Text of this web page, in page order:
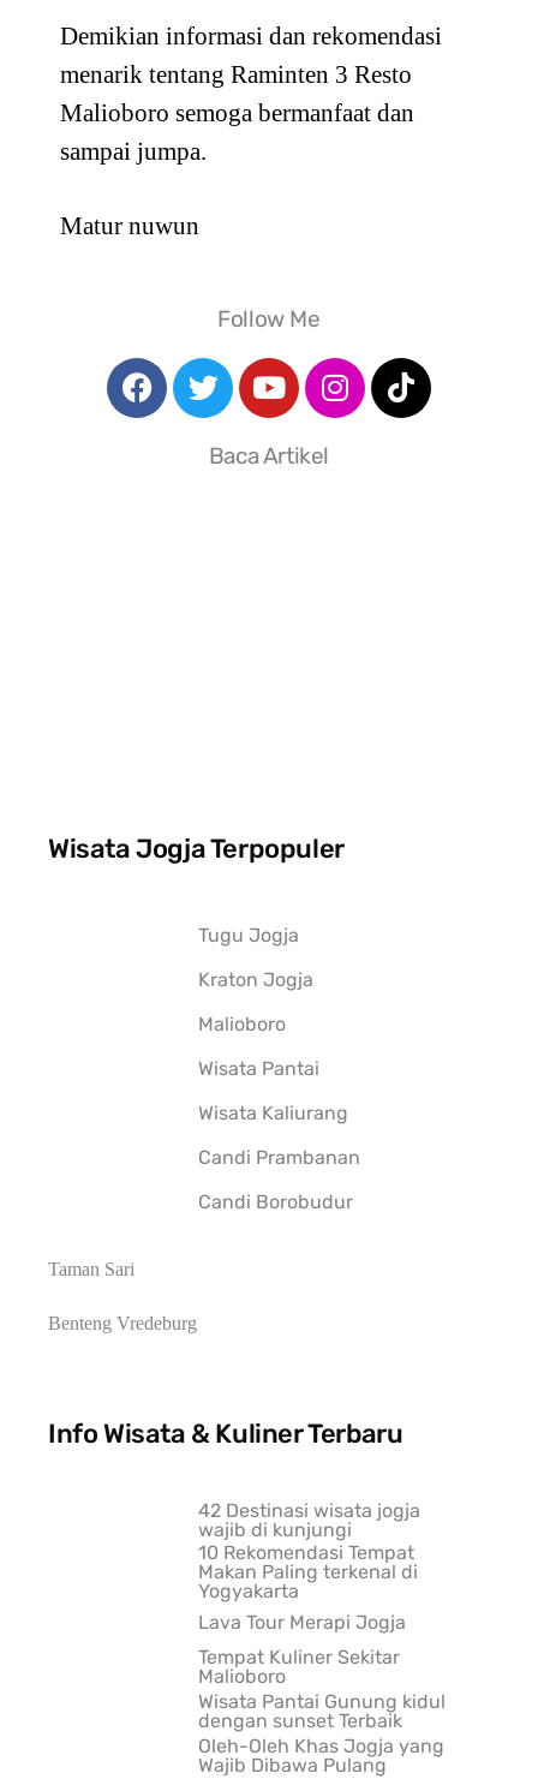
Demikian informasi dan rekomendasi
menarik tentang Raminten 3 Resto
Malioboro semoga bermanfaat dan
sampai jumpa.
Matur nuwun
Follow Me
Baca Artikel
Wisata Jogja Terpopuler
Tugu Jogja
Kraton Jogja
Malioboro
Wisata Pantai
Wisata Kaliurang
Candi Prambanan
Candi Borobudur
Taman Sari
Benteng Vredeburg
Info Wisata & Kuliner Terbaru
42 Destinasi wisata jogja
wajib di kunjungi
10 Rekomendasi Tempat
Makan Paling terkenal di
Yogyakarta
Lava Tour Merapi Jogja
Tempat Kuliner Sekitar
Malioboro
Wisata Pantai Gunung kidul
dengan sunset Terbaik
Oleh-Oleh Khas Jogja yang
Wajib Dibawa Pulang